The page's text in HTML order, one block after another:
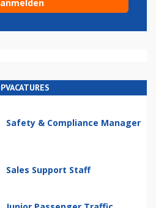
Safety & Compliance Manager
Sales Support Staff